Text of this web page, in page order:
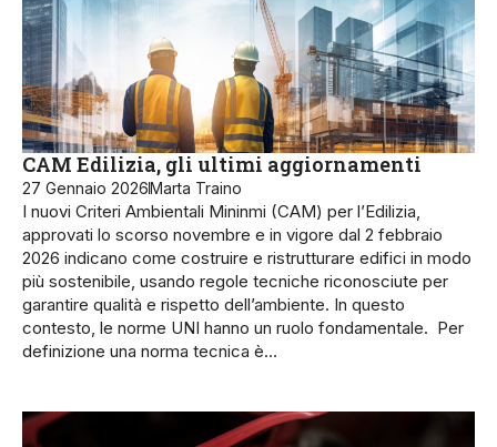
CAM Edilizia, gli ultimi aggiornamenti
27 Gennaio 2026Marta Traino
I nuovi Criteri Ambientali Mininmi (CAM) per l’Edilizia,
approvati lo scorso novembre e in vigore dal 2 febbraio
2026 indicano come costruire e ristrutturare edifici in modo
più sostenibile, usando regole tecniche riconosciute per
garantire qualità e rispetto dell’ambiente. In questo
contesto, le norme UNI hanno un ruolo fondamentale. Per
definizione una norma tecnica è…